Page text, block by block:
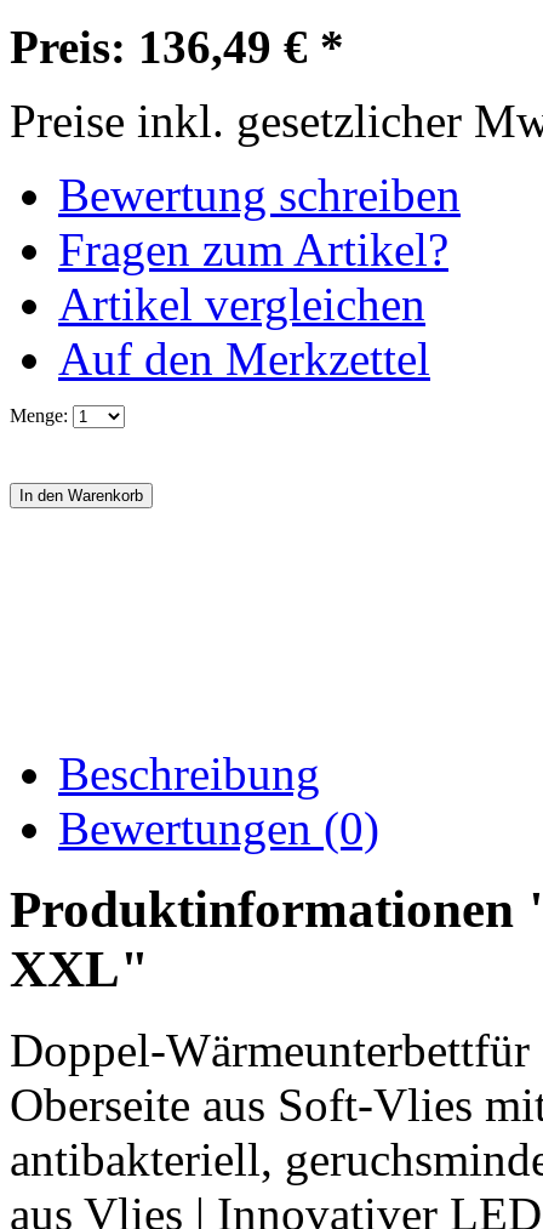
Preis: 136,49 € *
Preise inkl. gesetzlicher
Bewertung schreiben
Fragen zum Artikel?
Artikel vergleichen
Auf den Merkzettel
Menge:
Beschreibung
Bewertungen (0)
Produktinformationen
XXL"
Doppel-
Oberseite aus Soft-Vlies
antibakteriell,
aus Vlies | Innovativer